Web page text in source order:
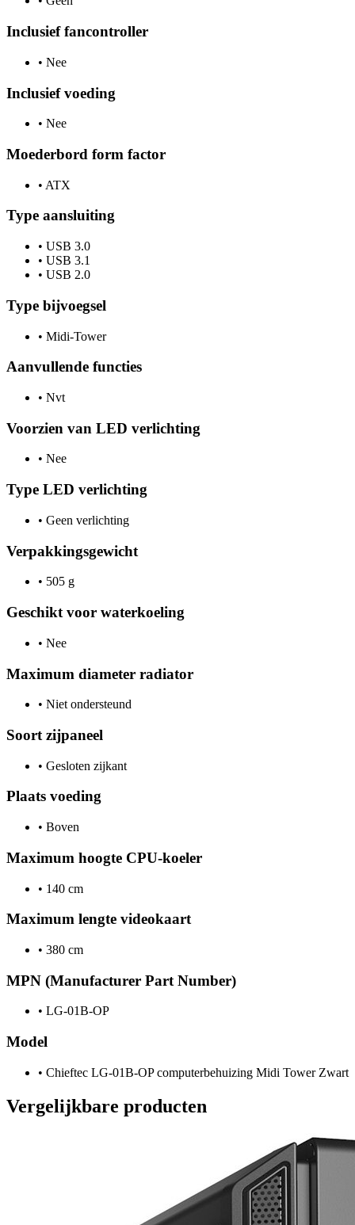
Inclusief fancontroller
• Nee
Inclusief voeding
• Nee
Moederbord form factor
• ATX
Type aansluiting
• USB 3.0
• USB 3.1
• USB 2.0
Type bijvoegsel
• Midi-Tower
Aanvullende functies
• Nvt
Voorzien van LED verlichting
• Nee
Type LED verlichting
• Geen verlichting
Verpakkingsgewicht
• 505 g
Geschikt voor waterkoeling
• Nee
Maximum diameter radiator
• Niet ondersteund
Soort zijpaneel
• Gesloten zijkant
Plaats voeding
• Boven
Maximum hoogte CPU-koeler
• 140 cm
Maximum lengte videokaart
• 380 cm
MPN (Manufacturer Part Number)
• LG-01B-OP
Model
• Chieftec LG-01B-OP computerbehuizing Midi Tower Zwart
Vergelijkbare producten